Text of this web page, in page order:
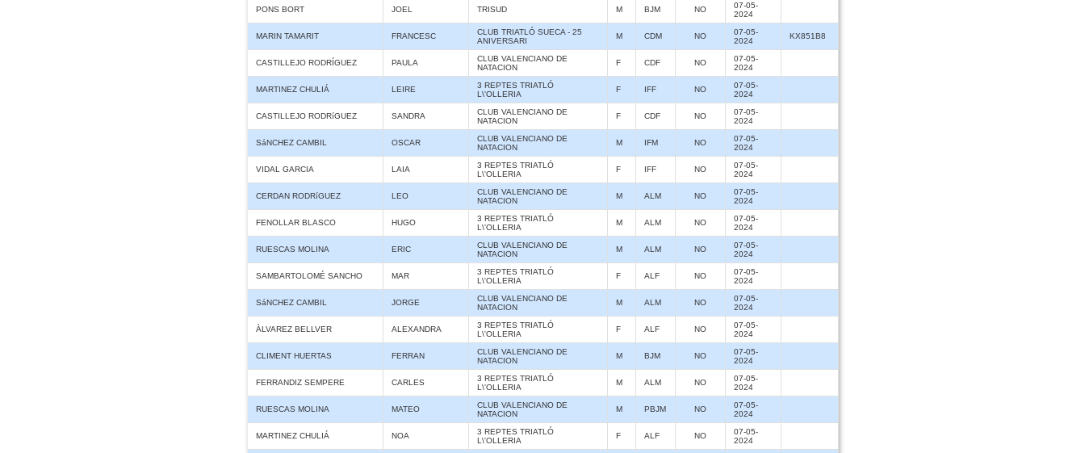
PONS BORT JOEL TRISUD M BJM NO
07-05-
2024
MARIN TAMARIT FRANCESC
CLUB TRIATLÓ SUECA - 25
ANIVERSARI
M CDM NO
07-05-
2024
KX851B8
CASTILLEJO RODRÍGUEZ PAULA
CLUB VALENCIANO DE
NATACION
F CDF NO
07-05-
2024
MARTINEZ CHULIÁ LEIRE
3 REPTES TRIATLÓ
L\'OLLERIA
F IFF NO
07-05-
2024
CASTILLEJO RODRíGUEZ SANDRA
CLUB VALENCIANO DE
NATACION
F CDF NO
07-05-
2024
SáNCHEZ CAMBIL OSCAR
CLUB VALENCIANO DE
NATACION
M IFM NO
07-05-
2024
VIDAL GARCIA LAIA
3 REPTES TRIATLÓ
L\'OLLERIA
F IFF NO
07-05-
2024
CERDAN RODRíGUEZ LEO
CLUB VALENCIANO DE
NATACION
M ALM NO
07-05-
2024
FENOLLAR BLASCO HUGO
3 REPTES TRIATLÓ
L\'OLLERIA
M ALM NO
07-05-
2024
RUESCAS MOLINA ERIC
CLUB VALENCIANO DE
NATACION
M ALM NO
07-05-
2024
SAMBARTOLOMÉ SANCHO MAR
3 REPTES TRIATLÓ
L\'OLLERIA
F ALF NO
07-05-
2024
SáNCHEZ CAMBIL JORGE
CLUB VALENCIANO DE
NATACION
M ALM NO
07-05-
2024
ÀLVAREZ BELLVER ALEXANDRA
3 REPTES TRIATLÓ
L\'OLLERIA
F ALF NO
07-05-
2024
CLIMENT HUERTAS FERRAN
CLUB VALENCIANO DE
NATACION
M BJM NO
07-05-
2024
FERRANDIZ SEMPERE CARLES
3 REPTES TRIATLÓ
L\'OLLERIA
M ALM NO
07-05-
2024
RUESCAS MOLINA MATEO
CLUB VALENCIANO DE
NATACION
M PBJM NO
07-05-
2024
MARTINEZ CHULIÁ NOA
3 REPTES TRIATLÓ
L\'OLLERIA
F ALF NO
07-05-
2024